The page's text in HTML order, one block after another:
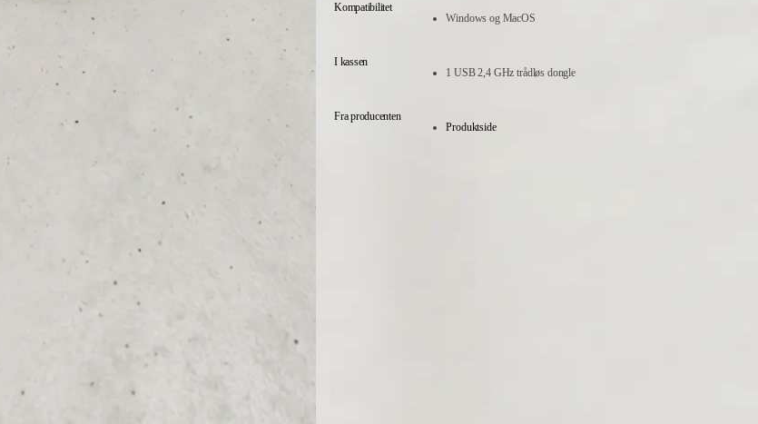
Kompatibilitet
Windows og MacOS
I kassen
1 USB 2,4 GHz trådløs dongle
Fra producenten
Produktside